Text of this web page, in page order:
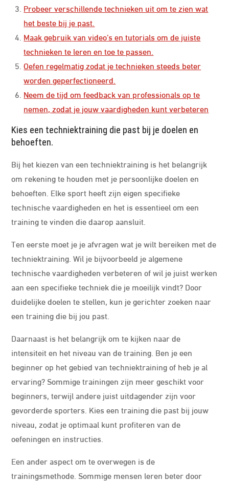
Probeer verschillende technieken uit om te zien wat
het beste bij je past.
Maak gebruik van video’s en tutorials om de juiste
technieken te leren en toe te passen.
Oefen regelmatig zodat je technieken steeds beter
worden geperfectioneerd.
Neem de tijd om feedback van professionals op te
nemen, zodat je jouw vaardigheden kunt verbeteren
Kies een techniektraining die past bij je doelen en
behoeften.
Bij het kiezen van een techniektraining is het belangrijk
om rekening te houden met je persoonlijke doelen en
behoeften. Elke sport heeft zijn eigen specifieke
technische vaardigheden en het is essentieel om een
training te vinden die daarop aansluit.
Ten eerste moet je je afvragen wat je wilt bereiken met de
techniektraining. Wil je bijvoorbeeld je algemene
technische vaardigheden verbeteren of wil je juist werken
aan een specifieke techniek die je moeilijk vindt? Door
duidelijke doelen te stellen, kun je gerichter zoeken naar
een training die bij jou past.
Daarnaast is het belangrijk om te kijken naar de
intensiteit en het niveau van de training. Ben je een
beginner op het gebied van techniektraining of heb je al
ervaring? Sommige trainingen zijn meer geschikt voor
beginners, terwijl andere juist uitdagender zijn voor
gevorderde sporters. Kies een training die past bij jouw
niveau, zodat je optimaal kunt profiteren van de
oefeningen en instructies.
Een ander aspect om te overwegen is de
trainingsmethode. Sommige mensen leren beter door